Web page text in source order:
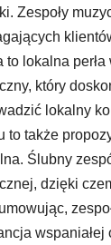
Zespoły
to lokalna
który
lokalny
to także
Ślubny
dzięki